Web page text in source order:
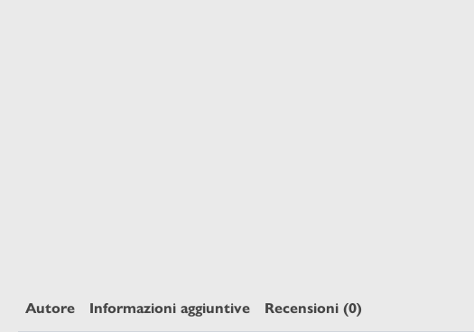
Autore Informazioni aggiuntive Recensioni (0)